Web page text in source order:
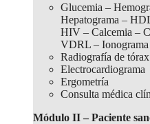
Glucemia –
Hepatograma –
HIV – Calcemia –
VDRL –
Radiografía de
Electrocardiograma
Ergometría
Consulta médica
Módulo II – Paciente